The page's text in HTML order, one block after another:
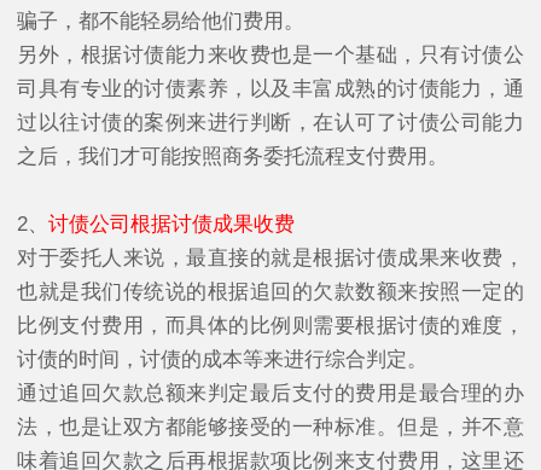
骗子，都不能轻易给他们费用。
另外，根据讨债能力来收费也是一个基础，只有讨债公
司具有专业的讨债素养，以及丰富成熟的讨债能力，通
过以往讨债的案例来进行判断，在认可了讨债公司能力
之后，我们才可能按照商务委托流程支付费用。
2、 讨债公司根据讨债成果收费
对于委托人来说，最直接的就是根据讨债成果来收费，
也就是我们传统说的根据追回的欠款数额来按照一定的
比例支付费用，而具体的比例则需要根据讨债的难度，
讨债的时间，讨债的成本等来进行综合判定。
通过追回欠款总额来判定最后支付的费用是最合理的办
法，也是让双方都能够接受的一种标准。但是，并不意
味着追回欠款之后再根据款项比例来支付费用，这里还